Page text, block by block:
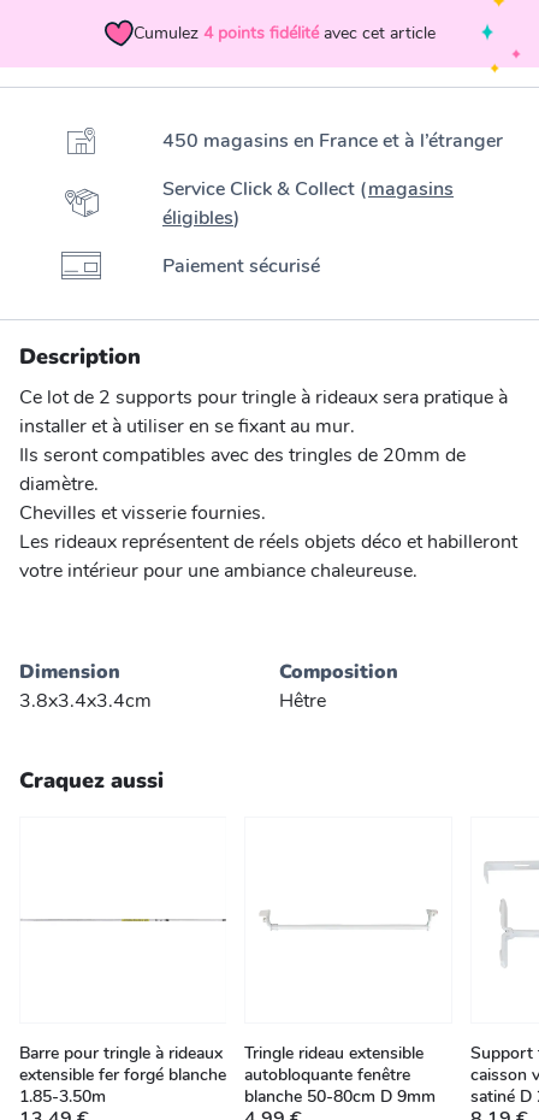
Cumulez 4 points fidélité avec cet article
450 magasins en France et à l’étranger
Service Click & Collect (magasins
éligibles)
Paiement sécurisé
Description
Ce lot de 2 supports pour tringle à rideaux sera pratique à
installer et à utiliser en se fixant au mur.
Ils seront compatibles avec des tringles de 20mm de
diamètre.
Chevilles et visserie fournies.
Les rideaux représentent de réels objets déco et habilleront
votre intérieur pour une ambiance chaleureuse.
Dimension
3.8x3.4x3.4cm
Composition
Hêtre
Craquez aussi
Barre pour tringle à rideaux
extensible fer forgé blanche
1.85-3.50m
Tringle rideau extensible
autobloquante fenêtre
blanche 50-80cm D 9mm
Support
caisson
satiné D